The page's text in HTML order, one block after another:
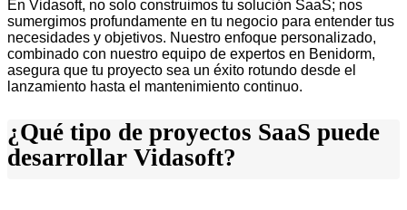
En Vidasoft, no solo construimos tu solución SaaS; nos
sumergimos profundamente en tu negocio para entender tus
necesidades y objetivos. Nuestro enfoque personalizado,
combinado con nuestro equipo de expertos en Benidorm,
asegura que tu proyecto sea un éxito rotundo desde el
lanzamiento hasta el mantenimiento continuo.
¿Qué tipo de proyectos SaaS puede
desarrollar Vidasoft?